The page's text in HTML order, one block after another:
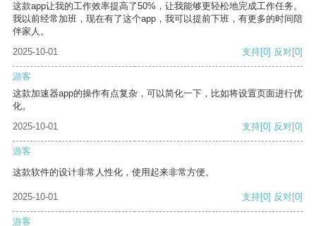
这款app让我的工作效率提高了50%，让我能够更轻松地完成工作任务。
我以前经常加班，现在有了这个app，我可以提前下班，有更多的时间陪
伴家人。
2025-10-01
支持[0] 反对[0]
游客
这款加速器app的操作有点复杂，可以简化一下，比如将设置页面进行优
化。
2025-10-01
支持[0] 反对[0]
游客
这款软件的设计非常人性化，使用起来非常方便。
2025-10-01 支持[0] 反对[0]
游客